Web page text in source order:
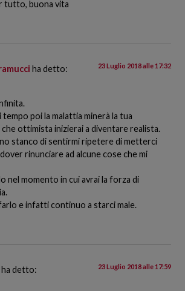
tutto, buona vita
ha detto: 23 Luglio 2018 alle 17:32
poi la malattia minerà la tua
ottimista inizierai a diventare realista.
stanco di sentirmi ripetere di metterci
rinunciare ad alcune cose che mi
nel momento in cui avrai la forza di
e infatti continuo a starci male.
ha detto: 23 Luglio 2018 alle 17:59